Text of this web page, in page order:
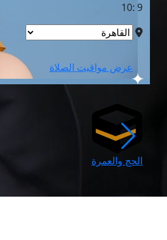
9 :10
عرض مواقيت الصلاة
الحج والعمرة